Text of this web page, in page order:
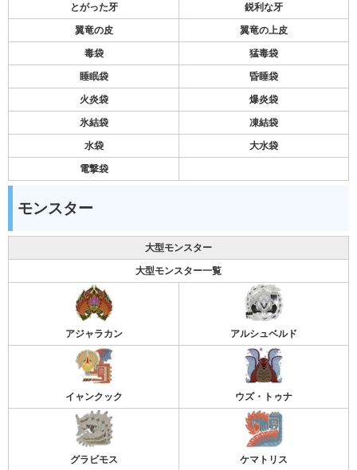
とがった牙 鋭利な牙
翼竜の皮 翼竜の上皮
毒袋 猛毒袋
睡眠袋 昏睡袋
火炎袋 爆炎袋
氷結袋 凍結袋
水袋 大水袋
電撃袋
モンスター
大型モンスター
大型モンスター一覧
アジャラカン アルシュベルド
イャンクック ウズ・トゥナ
グラビモス ケマトリス